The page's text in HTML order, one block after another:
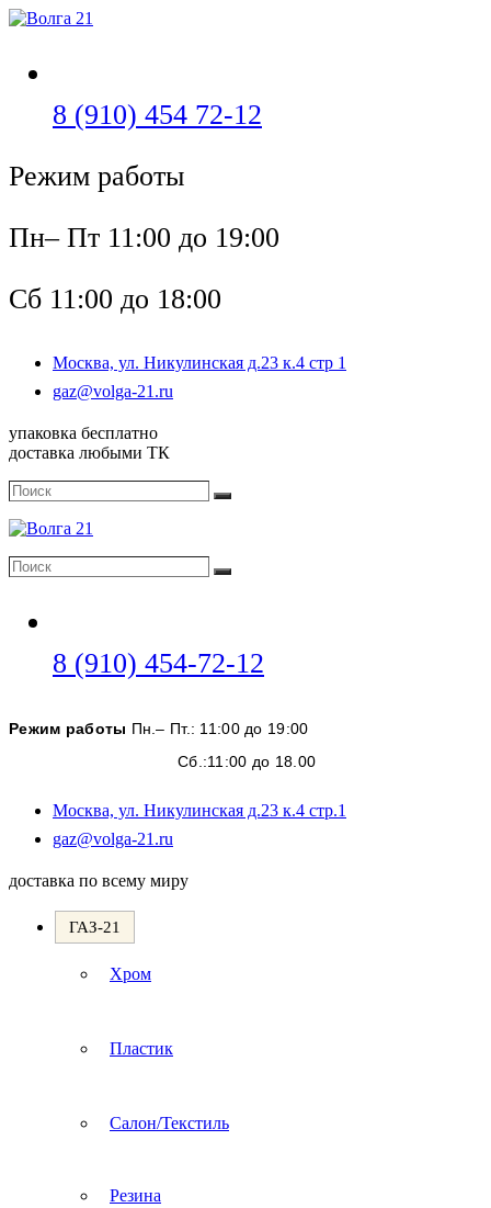
Перейти
8 (910) 454 72-12
Режим работы
Пн– Пт 11:00 до 19:00
Сб 11:00 до 18:00
Москва, ул. Никулинская д.23 к.4 стр 1
gaz@volga-21.ru
упаковка бесплатно
доставка любыми ТК
Поиск
Поиск
Поиск
Поиск
8 (910) 454-72-12
вашем
приложении
Режим работы Пн.– Пт.: 11:00 до 19:00
Сб.:11:00 до 18.00
Москва, ул. Никулинская д.23 к.4 стр.1
gaz@volga-21.ru
вашем
доставка по всему миру
ГАЗ-21
Хром
Пластик
Салон/Текстиль
Резина